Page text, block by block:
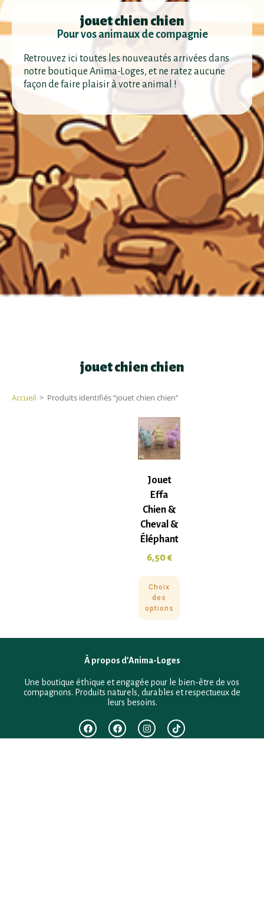
jouet chien chien
Pour vos animaux de compagnie
Retrouvez ici toutes les nouveautés arrivées dans
notre boutique Anima-Loges, et ne ratez aucune
façon de faire plaisir à votre animal !
jouet chien chien
Accueil > Produits identifiés “jouet chien chien”
Jouet
Effa
Chien &
Cheval &
Éléphant
6,50€
Choix
des
options
À propos d’Anima-Loges
Une boutique éthique et engagée pour le bien-être de vos
compagnons. Produits naturels, durables et respectueux de
leurs besoins.